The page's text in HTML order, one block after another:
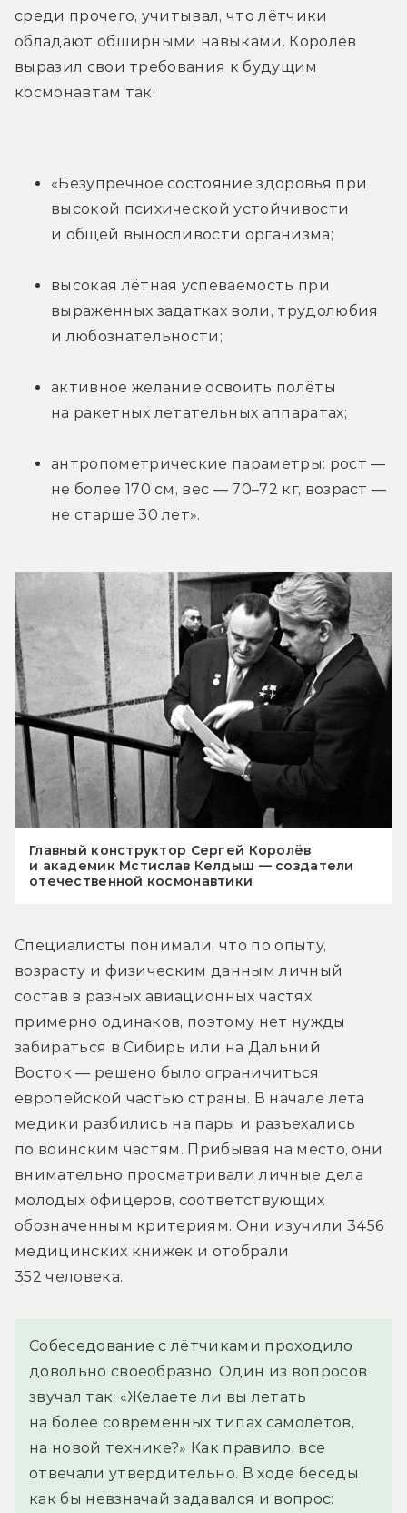
среди прочего, учитывал, что лётчики
обладают обширными навыками. Королёв
выразил свои требования к будущим
космонавтам так:
«Безупречное состояние здоровья при
высокой психической устойчивости
и общей выносливости организма;
высокая лётная успеваемость при
выраженных задатках воли, трудолюбия
и любознательности;
активное желание освоить полёты
на ракетных летательных аппаратах;
антропометрические параметры: рост —
не более 170 см, вес — 70–72 кг, возраст —
не старше 30 лет».
Главный конструктор Сергей Королёв
и академик Мстислав Келдыш — создатели
отечественной космонавтики
Специалисты понимали, что по опыту,
возрасту и физическим данным личный
состав в разных авиационных частях
примерно одинаков, поэтому нет нужды
забираться в Сибирь или на Дальний
Восток — решено было ограничиться
европейской частью страны. В начале лета
медики разбились на пары и разъехались
по воинским частям. Прибывая на место, они
внимательно просматривали личные дела
молодых офицеров, соответствующих
обозначенным критериям. Они изучили 3456
медицинских книжек и отобрали
352 человека.
Собеседование с лётчиками проходило
довольно своеобразно. Один из вопросов
звучал так: «Желаете ли вы летать
на более современных типах самолётов,
на новой технике?» Как правило, все
отвечали утвердительно. В ходе беседы
как бы невзначай задавался и вопрос: